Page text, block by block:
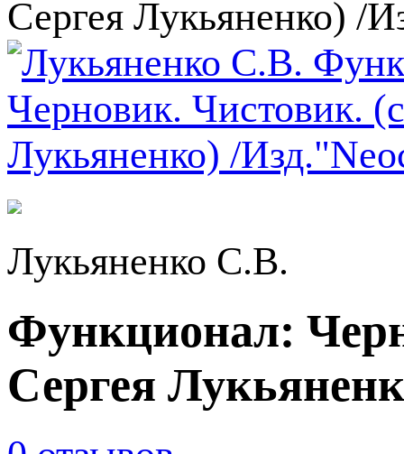
Сергея Лукьяненко) /
Лукьяненко С.В.
Функционал:
Сергея